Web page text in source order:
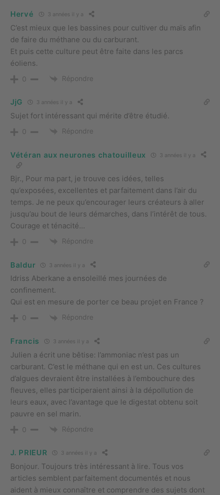
Hervé 3 années il y a
C’est mieux que les bassines pour cultiver du maïs afin
de faire du méthane ou du carburant.
Et puis cette culture peut être faite dans les parcs
éoliens.
0 Répondre
JjG 3 années il y a
Sujet fort intéressant qui mérite d’être étudié.
0 Répondre
Vétéran aux neurones chatouilleux 3 années il y a
Bjr., Pour ma part, je trouve ces idées, telles
qu’exposées, excellentes et parfaitement dans l’air du
temps. Je ne peux qu’encourager leurs créateurs à aller
jusqu’au bout de leurs démarches, dans l’intérêt de tous.
Courage et ténacité…
0 Répondre
Baldur 3 années il y a
Idriss Aberkane a ensoleillé mes journées de
confinement.
Qui est en mesure de porter ce beau projet en France ?
0 Répondre
Francis 3 années il y a
Julien a écrit une bêtise: l’ammoniac n’est pas un
carburant. C’est le méthane qui en est un. Ces cultures
d’algues devraient être installées à l’embouchure des
fleuves, elles participeraient ainsi à la dépollution de
leurs eaux, avec l’avantage que le digestat obtenu soit
pauvre en sel marin.
0 Répondre
J. PRIEUR 3 années il y a
Bonjour. Toujours très intéressant à lire. Tous vos
articles semblent parfaitement documentés et nous
aident à mieux connaître et comprendre des sujets dont